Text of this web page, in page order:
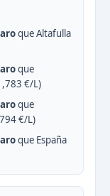
que Altafulla
que
€/L)
que
€/L)
que España